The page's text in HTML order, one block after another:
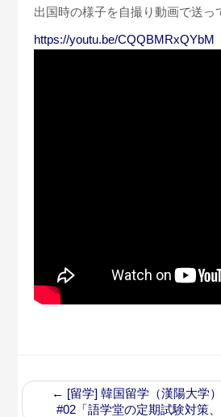
出国時の様子を自撮り動画で送っ
https://youtu.be/CQQBMRxQYbM
← [留学] 韓国留学（漢陽大学
#02「語学堂の定期試験対策、